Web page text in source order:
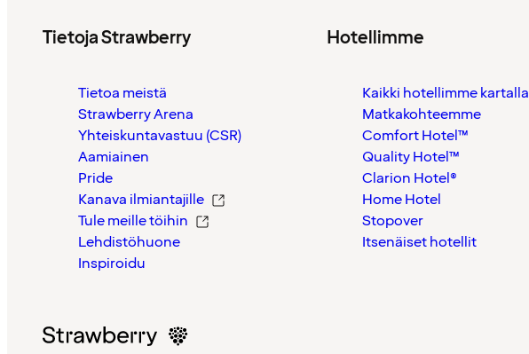
Tietoja Strawberry
Tietoa meistä
Strawberry Arena
Yhteiskuntavastuu (CSR)
Aamiainen
Pride
Kanava ilmiantajille
Tule meille töihin
Lehdistöhuone
Inspiroidu
Hotellimme
Kaikki hotellimme kartalla
Matkakohteemme
Comfort Hotel™
Quality Hotel™
Clarion Hotel®
Home Hotel
Stopover
Itsenäiset hotellit